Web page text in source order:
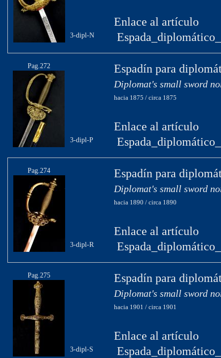
3-dipl-N
Enlace al artículo
Pag.272
3-dipl-P
Espadín para
Diplomat's small sword
hacia 1875 / circa 1875
Enlace al artículo
Pag.274
3-dipl-R
Espadín para
Diplomat's small sword
hacia 1890 / circa 1890
Enlace al artículo
Pag.275
3-dipl-S
Espadín para
Diplomat's small sword
hacia 1901 / circa 1901
Enlace al artículo